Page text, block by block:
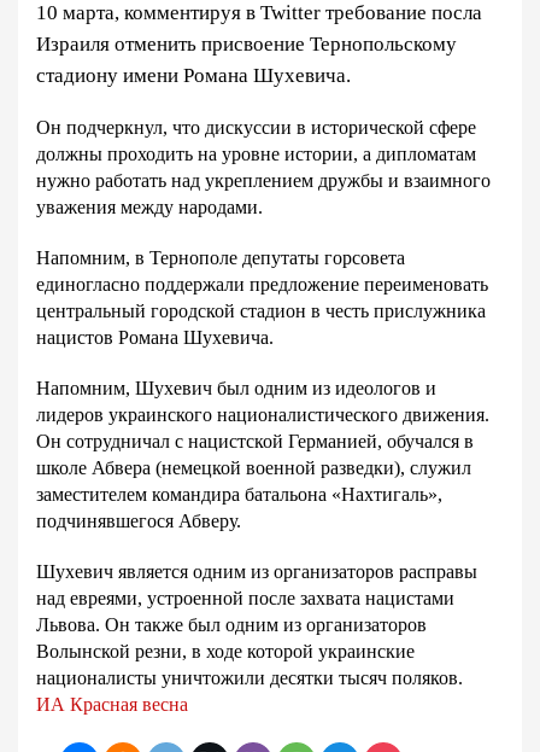
10 марта, комментируя в Twitter требование посла
Израиля отменить присвоение Тернопольскому
стадиону имени Романа Шухевича.
Он подчеркнул, что дискуссии в исторической сфере
должны проходить на уровне истории, а дипломатам
нужно работать над укреплением дружбы и взаимного
уважения между народами.
Напомним, в Тернополе депутаты горсовета
единогласно поддержали предложение переименовать
центральный городской стадион в честь прислужника
нацистов Романа Шухевича.
Напомним, Шухевич был одним из идеологов и
лидеров украинского националистического движения.
Он сотрудничал с нацистской Германией, обучался в
школе Абвера (немецкой военной разведки), служил
заместителем командира батальона «Нахтигаль»,
подчинявшегося Абверу.
Шухевич является одним из организаторов расправы
над евреями, устроенной после захвата нацистами
Львова. Он также был одним из организаторов
Волынской резни, в ходе которой украинские
националисты уничтожили десятки тысяч поляков.
ИА Красная весна